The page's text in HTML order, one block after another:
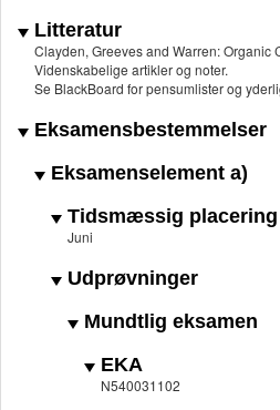
Litteratur
Clayden, Greeves and Warren: Organic
Videnskabelige artikler og noter.
Se BlackBoard for pensumlister og
Eksamensbestemmelser
Eksamenselement a)
Tidsmæssig placering
Juni
Udprøvninger
Mundtlig eksamen
EKA
N540031102